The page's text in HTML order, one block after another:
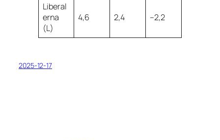
Liberal
erna
(L)
4,6 2,4 –2,2
2025-12-17